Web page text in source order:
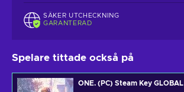
SÄKER UTCHECKNING
GARANTERAD
Spelare tittade också på
ONE. (PC) Steam Key GLOBAL